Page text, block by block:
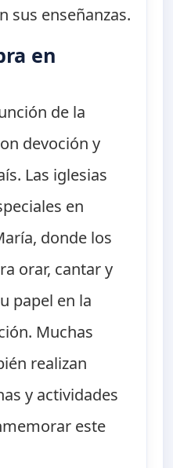
sus enseñanzas.
en
de la
devoción y
Las iglesias
en
donde los
orar, cantar y
papel en la
Muchas
realizan
y actividades
este